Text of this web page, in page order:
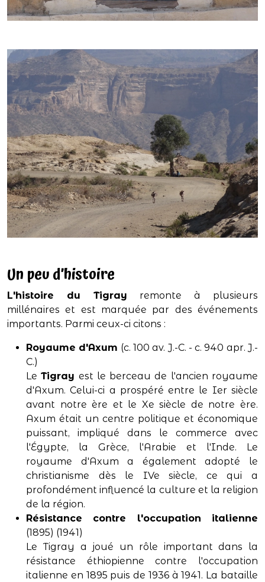
Un peu d’histoire
L'histoire du Tigray remonte à plusieurs
millénaires et est marquée par des événements
importants. Parmi ceux-ci citons :
Royaume d'Axum (c. 100 av. J.-C. - c. 940 apr. J.-
C.)
LeTigray est le berceau de l'ancien royaume
d'Axum. Celui-ci a prospéré entre le Ier siècle
avant notre ère et le Xe siècle de notre ère.
Axum était un centre politique et économique
puissant, impliqué dans le commerce avec
l'Égypte, la Grèce, l'Arabie et l'Inde. Le
royaume d'Axum a également adopté le
christianisme dès le IVe siècle, ce qui a
profondément influencé la culture et la religion
de la région.
Résistance contre l'occupation italienne
(1895) (1941)
Le Tigray a joué un rôle important dans la
résistance éthiopienne contre l'occupation
italienne en 1895 puis de 1936 à 1941. La bataille